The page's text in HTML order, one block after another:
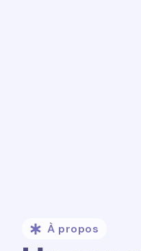
À propos